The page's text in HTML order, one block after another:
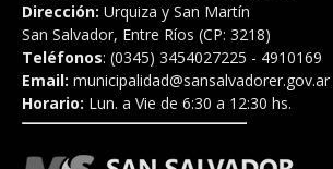
Dirección: Urquiza y San Martín
San Salvador, Entre Ríos (CP: 3218)
Teléfonos: (0345) 3454027225 - 4910169
Email: municipalidad@sansalvadorer.gov.ar
Horario: Lun. a Vie de 6:30 a 12:30 hs.